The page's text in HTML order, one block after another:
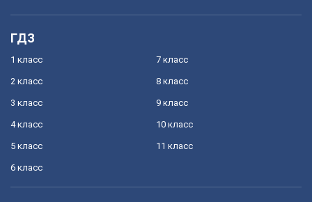
ГДЗ
1 класс
2 класс
3 класс
4 класс
5 класс
6 класс
7 класс
8 класс
9 класс
10 класс
11 класс